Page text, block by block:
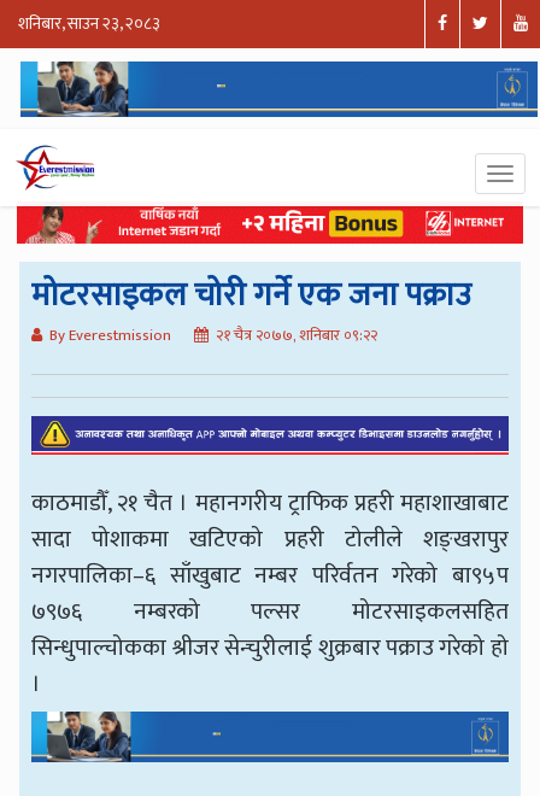
शनिबार, साउन २३, २०८३
मोटरसाइकल चोरी गर्ने एक जना पक्राउ
By Everestmission २१ चैत्र २०७७, शनिबार ०९:२२
काठमाडौँ, २१ चैत । महानगरीय ट्राफिक प्रहरी महाशाखाबाट
सादा पोशाकमा खटिएको प्रहरी टोलीले शङ्खरापुर
नगरपालिका–६ साँखुबाट नम्बर परिर्वतन गरेको बा९५प
७९७६ नम्बरको पल्सर मोटरसाइकलसहित
सिन्धुपाल्चोकका श्रीजर सेन्चुरीलाई शुक्रबार पक्राउ गरेको हो
।